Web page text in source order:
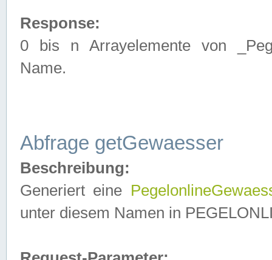
Response:
0 bis n Arrayelemente von
Name.
Abfrage getGewaesser
Beschreibung:
Generiert eine
unter diesem Namen in